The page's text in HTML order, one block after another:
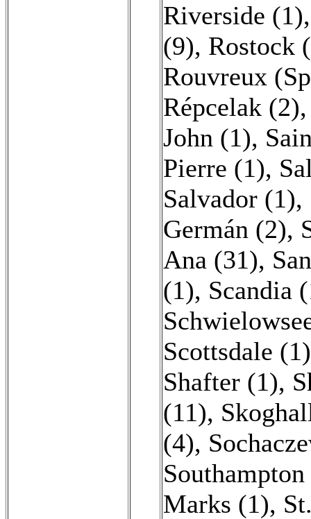
Riverside (1)
(9), Rostock
Rouvreux
Répcelak (2)
John (1),
Pierre (1),
Salvador (1),
Germán (2),
Ana (31),
(1), Scandia
Scottsdale (1)
Shafter (1),
(11),
(4),
Marks (1),